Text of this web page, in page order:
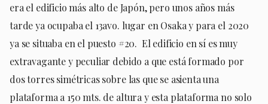
era el edificio más alto de Japón, pero unos años más
tarde ya ocupaba el 13avo. lugar en Osaka y para el 2020
ya se situaba en el puesto #20. El edificio en sí es muy
extravagante y peculiar debido a que está formado por
dos torres simétricas sobre las que se asienta una
plataforma a 150 mts. de altura y esta plataforma no solo